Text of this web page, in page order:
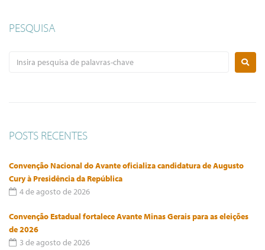
PESQUISA
POSTS RECENTES
Convenção Nacional do Avante oficializa candidatura de Augusto
Cury à Presidência da República
4 de agosto de 2026
Convenção Estadual fortalece Avante Minas Gerais para as eleições
de 2026
3 de agosto de 2026